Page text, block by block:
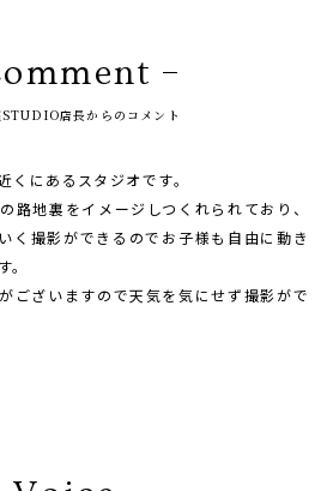
店長からのコメント
くにあるスタジオです。
路地裏をイメージしつくれられており、
く撮影ができるのでお子様も自由に動き
ございますので天気を気にせず撮影がで